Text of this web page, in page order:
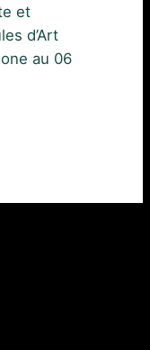
et
d’Art
au 06